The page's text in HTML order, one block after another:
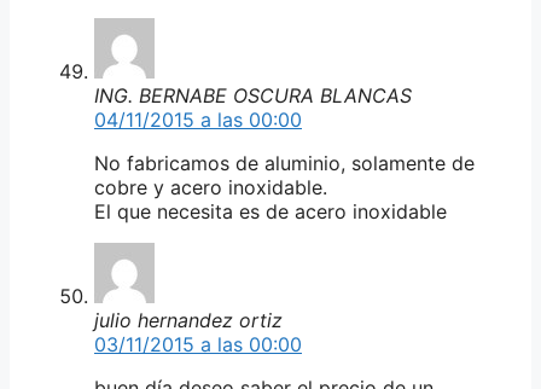
ING. BERNABE OSCURA BLANCAS
04/11/2015 a las 00:00
No fabricamos de aluminio, solamente de
cobre y acero inoxidable.
El que necesita es de acero inoxidable
julio hernandez ortiz
03/11/2015 a las 00:00